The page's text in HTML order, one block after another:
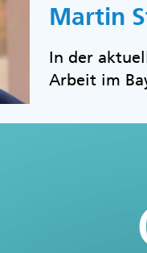
Martin
In der
Arbeit im